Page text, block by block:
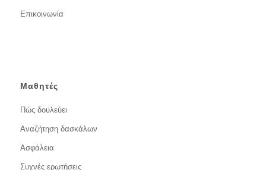
Επικοινωνία
Μαθητές
Πώς δουλεύει
Αναζήτηση δασκάλων
Ασφάλεια
Συχνές ερωτήσεις